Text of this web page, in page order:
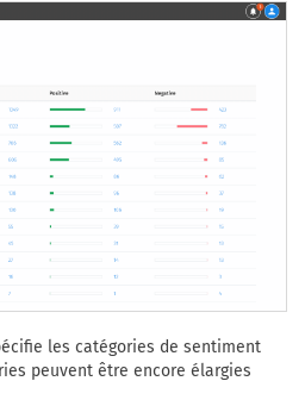
les catégories de sentiment
peuvent être encore élargies